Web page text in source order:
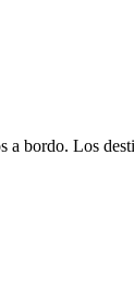
a bordo. Los